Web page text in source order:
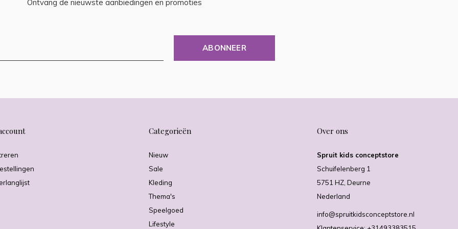
Ontvang de nieuwste aanbiedingen en promoties
ABONNEER
Categorieën
Nieuw
Sale
Kleding
Thema's
Speelgoed
Lifestyle
Over ons
Spruit kids conceptstore
Schuifelenberg 1
5751 HZ, Deurne
Nederland
info@spruitkidsconceptstore.nl